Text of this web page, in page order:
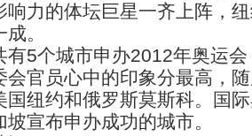
响力的体坛巨星一齐上阵，
。
个城市申办2012年奥运会
会官员心中的印象分最高，
国纽约和俄罗斯莫斯科。国
坡宣布申办成功的城市。